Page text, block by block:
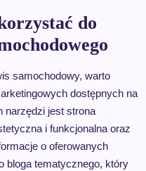
do
samochodowy, warto
dostępnych na
narzędzi jest strona
i funkcjonalna oraz
o oferowanych
bloga tematycznego, który